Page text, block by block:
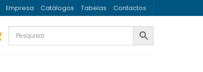
Empresa Catálogos Tabelas Contactos